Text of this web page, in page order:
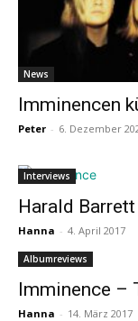
News
Imminencen
Peter - 6. Dezember
Interviews
Harald
Hanna - 4. April 2017
Albumreviews
Imminence –
Hanna - 14. März 2017